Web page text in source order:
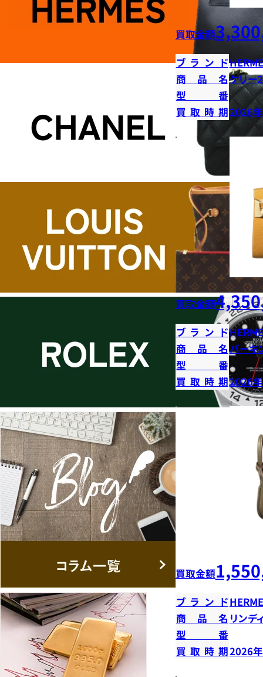
買取金額
ブランド
商品名ケリー
型番
買取時期2026
買取金額
ブランド
商品名バーキ
型番
買取時期2026
買取金額
ブランド
商品名 リンデ
型番
買取時期2026